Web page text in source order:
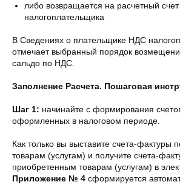
либо возвращается на расчетный счет
налогоплательщика
В Сведениях о плательщике НДС
отмечает выбранный порядок
сальдо по НДС.
Заполнение Расчета. Пошаговая
Шаг 1: начинайте с формирования
оформленных в налоговом периоде.
Как только вы выставите счета-фактуры
товарам (услугам) и получите счета-
приобретенным товарам (услугам) в
Приложение № 4 сформируется